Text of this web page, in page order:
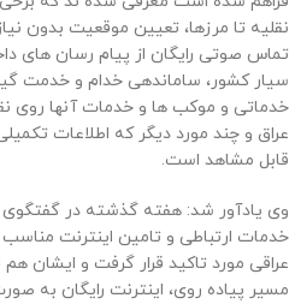
نقلیه تا مرزها، تعیین موقعیت بدون
تماس صوتی رایگان از پیام رسان های
سیار کشور، ساماندهی خدام و خدمت
خدماتی و موکب ها و خدمات آنها روی
قابل مشاهد است.
وی یادآور شد: هفته گذشته در گفتگوی
خدمات ارتباطی و تامین اینترنت مناسب
عراقی مورد تاکید قرار گرفت و ایشان
مسیر پیاده روی، اینترنت رایگان به